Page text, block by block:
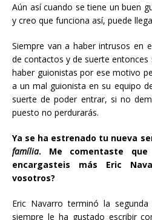
Aún así cuando se tiene un buen
y creo que funciona así, puede
Siempre van a haber intrusos en
de contactos y de suerte entonces
haber guionistas por ese motivo
a un mal guionista en su equipo
suerte de poder entrar, si no
puesto no perdurarás.
Ya se ha estrenado tu nueva
família. Me comentaste
encargasteis más Eric
vosotros?
Eric Navarro terminó la
siempre le ha gustado escribir